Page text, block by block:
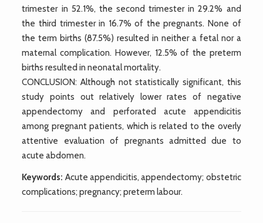
trimester in 52.1%, the second trimester in 29.2% and
the third trimester in 16.7% of the pregnants. None of
the term births (87.5%) resulted in neither a fetal nor a
maternal complication. However, 12.5% of the preterm
births resulted in neonatal mortality.
CONCLUSION: Although not statistically significant, this
study points out relatively lower rates of negative
appendectomy and perforated acute appendicitis
among pregnant patients, which is related to the overly
attentive evaluation of pregnants admitted due to
acute abdomen.
Keywords: Acute appendicitis, appendectomy; obstetric
complications; pregnancy; preterm labour.